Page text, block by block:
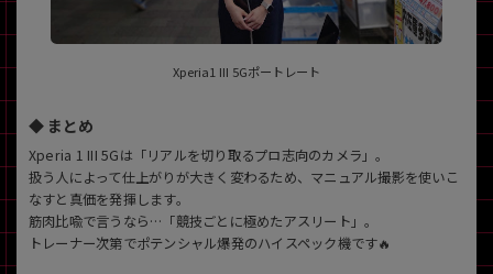
Xperia1 III 5Gポートレート
◆ まとめ
Xperia 1 III 5Gは「リアルを切り取るプロ志向のカメラ」。
扱う人によって仕上がりが大きく変わるため、マニュアル撮影を使いこ
なすと真価を発揮します。
筋肉比喩で言うなら…「競技ごとに極めたアスリート」。
トレーナー次第でポテンシャル爆発のハイスペック機です🔥